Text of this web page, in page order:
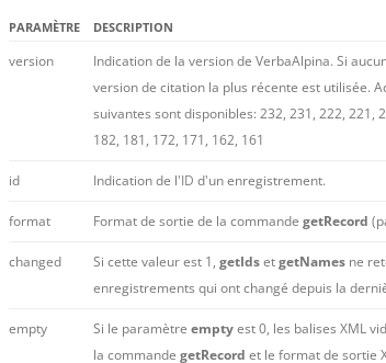
PARAMÈTRE DESCRIPTION
version
Indication de la version de VerbaAlpina. Si
version de citation la plus récente est utilisée.
suivantes sont disponibles: 232, 231, 222, 221,
182, 181, 172, 171, 162, 161
id Indication de l'ID d'un enregistrement.
format Format de sortie de la commande getRecord
changed Si cette valeur est 1, getIdsetgetNames ne
enregistrements qui ont changé depuis la
empty Si le paramètre emptyest 0, les balises XML
la commande getRecord et le format de sortie